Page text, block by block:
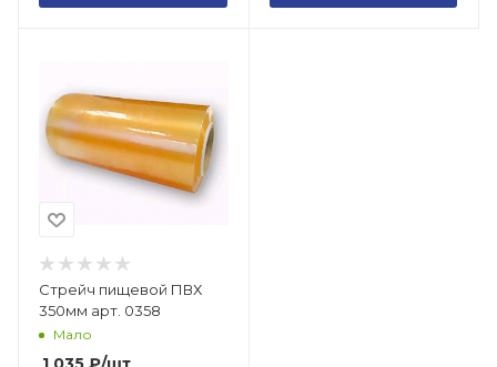
Стрейч пищевой ПВХ
350мм арт. 0358
Мало